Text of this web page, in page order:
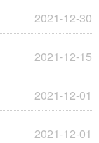
2021-12-30
2021-12-15
2021-12-01
2021-12-01